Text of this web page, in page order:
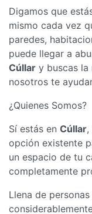
Digamos que
mismo cada vez
paredes,
puede llegar a
Cúllar y buscas la
nosotros te
¿Quienes Somos?
Sí estás en Cúllar,
opción existente
un espacio de tu
completamente
Llena de